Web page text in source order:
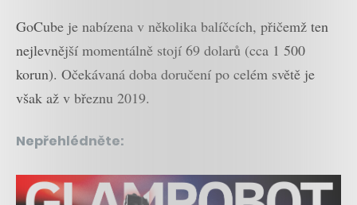
GoCube je nabízena v několika balíčcích, přičemž ten
nejlevnější momentálně stojí 69 dolarů (cca 1 500
korun). Očekávaná doba doručení po celém světě je
však až v březnu 2019.
Nepřehlédněte: